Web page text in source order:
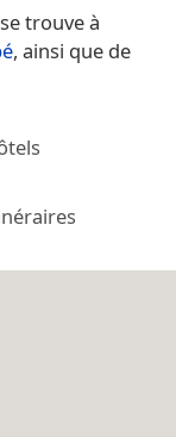
trouve à
, ainsi que de